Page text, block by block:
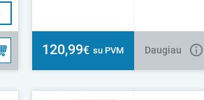
120,99€ su PVM Daugiau